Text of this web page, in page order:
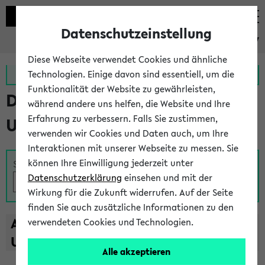
eKVV
Zur MeineUni App Zum MeineUni Portal
Das Lehrangebot der
Universität Bielefeld
Suche
A B C D E F G H I J K L M N O
U
V W X Y
Z
Datenschutzeinstellung
Diese Webseite verwendet Cookies und ähnliche
Technologien. Einige davon sind essentiell, um die
Funktionalität der Website zu gewährleisten,
während andere uns helfen, die Website und Ihre
Erfahrung zu verbessern. Falls Sie zustimmen,
verwenden wir Cookies und Daten auch, um Ihre
Interaktionen mit unserer Webseite zu messen. Sie
können Ihre Einwilligung jederzeit unter
Datenschutzerklärung einsehen und mit der
Wirkung für die Zukunft widerrufen. Auf der Seite
finden Sie auch zusätzliche Informationen zu den
verwendeten Cookies und Technologien.
Alle akzeptieren